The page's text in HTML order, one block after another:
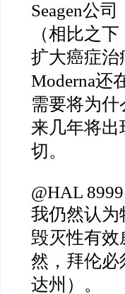
Seagen公
（相比之
扩大癌症治
Moderna还
需要将为
来几年将
切。
@HAL 8999
我仍然认为
毁灭性有
然，拜伦必
达州）。